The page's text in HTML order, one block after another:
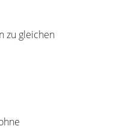
zu gleichen